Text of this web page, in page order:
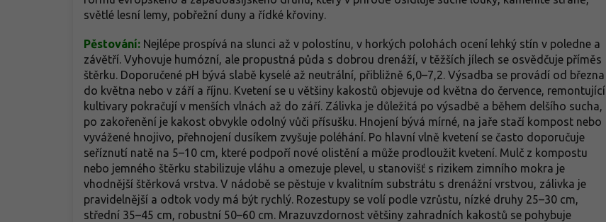
světlé lesní lemy, pobřežní duny a řídké křoviny.
Pěstování: Nejlépe prospívá na slunci až v polostínu, v horkých polohách ocení lehký stín v poledne a
závětří. Vyhovuje humózní, ale propustná půda s dobrou drenáží, v těžších jílech se osvědčuje příměs
štěrku. Doporučené pH bývá slabě kyselé až neutrální, přibližně 6,0–7,2. Výsadba se provádí od března
do května nebo v září a říjnu. Kvetení se u většiny kakostů objevuje od května do července, remontující
kultivary pokračují v menších vlnách až do září. Zálivka je důležitá po výsadbě a během delšího sucha,
po zakořenění je kakost obvykle odolný vůči přísušku. Hnojení bývá mírné, na jaře stačí kompost nebo
vyvážené hnojivo, přehnojení dusíkem zvyšuje poléhání. Po hlavní vlně kvetení se často doporučuje
seříznutí natě na 5–10 cm, které podpoří nové olistění a může prodloužit kvetení. Mulč z kompostu
nebo jemného štěrku stabilizuje vláhu a omezuje plevel, u stanovišť s rizikem zimního mokra je
vhodnější štěrková vrstva. V nádobě se pěstuje v kvalitním substrátu s drenážní vrstvou, zálivka je
pravidelnější a odtok vody má být rychlý. Rozestupy se volí podle vzrůstu, nízké druhy 25–30 cm,
střední 35–45 cm, robustní 50–60 cm. Mrazuvzdornost většiny zahradních kakostů se pohybuje